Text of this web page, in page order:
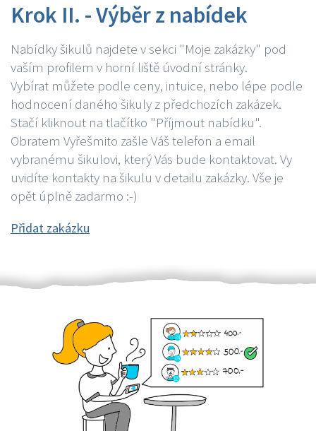
Krok II. - Výběr z nabídek
Nabídky šikulů najdete v sekci "Moje zakázky" pod
vaším profilem v horní liště úvodní stránky.
Vybírat můžete podle ceny, intuice, nebo lépe podle
hodnocení daného šikuly z předchozích zakázek.
Stačí kliknout na tlačítko "Příjmout nabídku".
Obratem Vyřešmito zašle Váš telefon a email
vybranému šikulovi, který Vás bude kontaktovat. Vy
uvidíte kontakty na šikulu v detailu zakázky. Vše je
opět úplně zadarmo :-)
Přidat zakázku